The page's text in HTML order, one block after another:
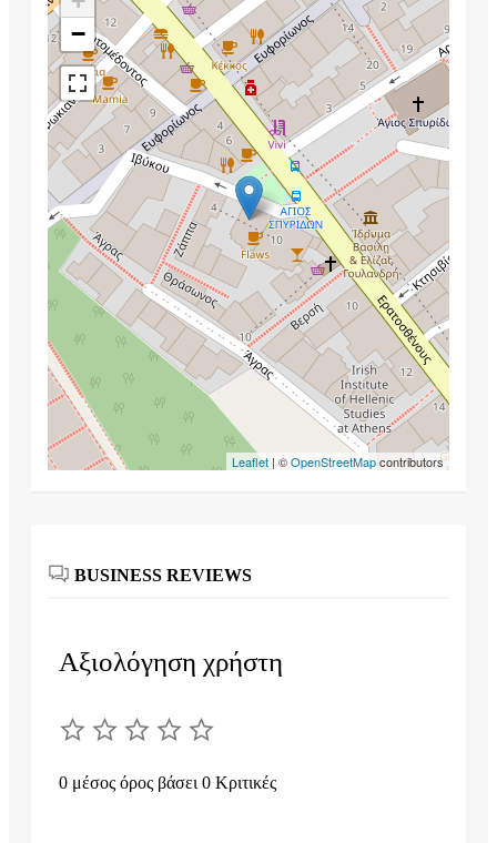
−
Leaflet | ©OpenStreetMapcontributors
BUSINESS REVIEWS
Αξιολόγηση χρήστη
0 μέσος όρος βάσει 0 Κριτικές